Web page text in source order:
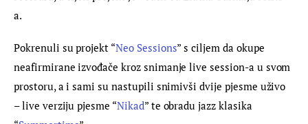
a.
Pokrenuli su projekt “Neo Sessions” s ciljem da okupe
neafirmirane izvođače kroz snimanje live session-a u svom
prostoru, a i sami su nastupili snimivši dvije pjesme uživo
– live verziju pjesme “Nikad” te obradu jazz klasika